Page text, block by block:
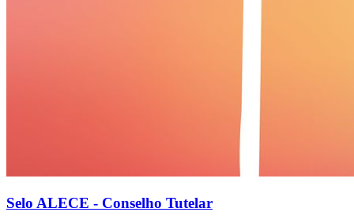
Selo ALECE - Conselho Tutelar